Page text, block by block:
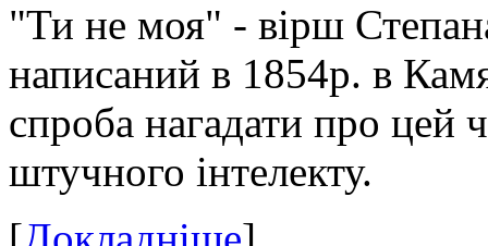
"Ти не моя" - вірш
написаний в 1854р. в
спроба нагадати про цей
штучного інтелекту.